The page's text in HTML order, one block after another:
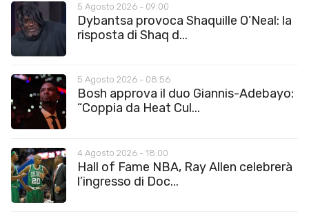
5 Agosto 2026 - 09:00
Dybantsa provoca Shaquille O’Neal: la
risposta di Shaq d...
5 Agosto 2026 - 08:56
Bosh approva il duo Giannis-Adebayo:
“Coppia da Heat Cul...
4 Agosto 2026 - 18:00
Hall of Fame NBA, Ray Allen celebrerà
l’ingresso di Doc...